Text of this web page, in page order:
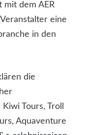
mit dem AER
eine
in den
die
Tours, Troll
Aquaventure